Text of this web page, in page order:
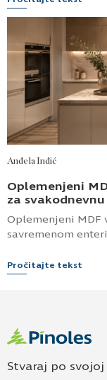
Marija Radančić
Razlika
oplemenjenog
Razlika između
Anđela Inđić